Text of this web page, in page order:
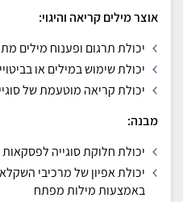
אוצר מילים קריאה והיגוי:
יכולת תרגום ופענוח מילים
יכולת שימוש במילים או
יכולת קריאה מוטעמת של
מבנה:
יכולת חלוקת סוגייה
יכולת אפיון של מרכיבי
באמצעות מילות מפתח